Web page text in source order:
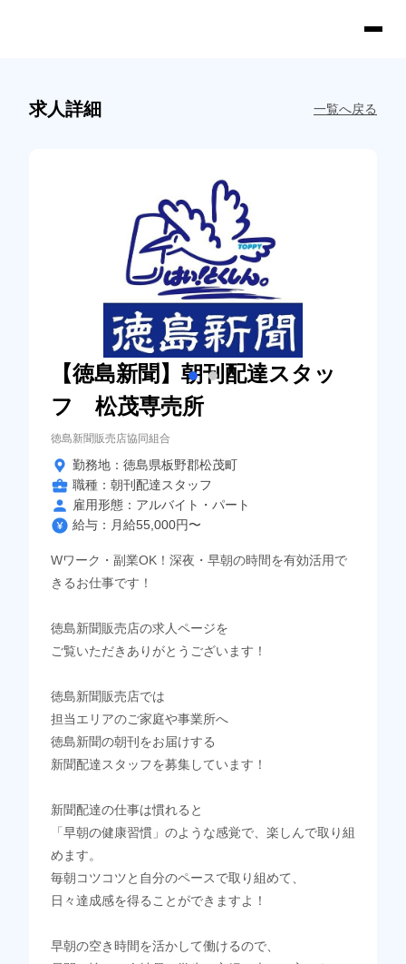
求人詳細 一覧へ戻る
【徳島新聞】朝刊配達スタッ
フ 松茂専売所
徳島新聞販売店協同組合
勤務地：徳島県板野郡松茂町
職種：朝刊配達スタッフ
雇用形態：アルバイト・パート
給与：月給55,000円〜
Wワーク・副業OK！深夜・早朝の時間を有効活用で
きるお仕事です！
徳島新聞販売店の求人ページを
ご覧いただきありがとうございます！
徳島新聞販売店では
担当エリアのご家庭や事業所へ
徳島新聞の朝刊をお届けする
新聞配達スタッフを募集しています！
新聞配達の仕事は慣れると
「早朝の健康習慣」のような感覚で、楽しんで取り組
めます。
毎朝コツコツと自分のペースで取り組めて、
日々達成感を得ることができますよ！
早朝の空き時間を活かして働けるので、